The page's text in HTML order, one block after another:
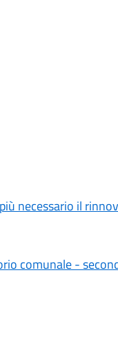
necessario il
comunale -